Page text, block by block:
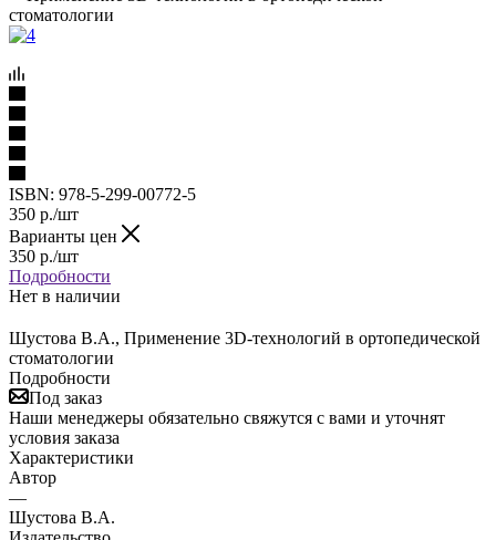
стоматологии
ISBN: 978-5-299-00772-5
350 р./шт
Варианты цен
350 р./шт
Подробности
Нет в наличии
Шустова В.А., Применение 3D-технологий в ортопедической
стоматологии
Подробности
Под заказ
Наши менеджеры обязательно свяжутся с вами и уточнят
условия заказа
Характеристики
Автор
—
Шустова В.А.